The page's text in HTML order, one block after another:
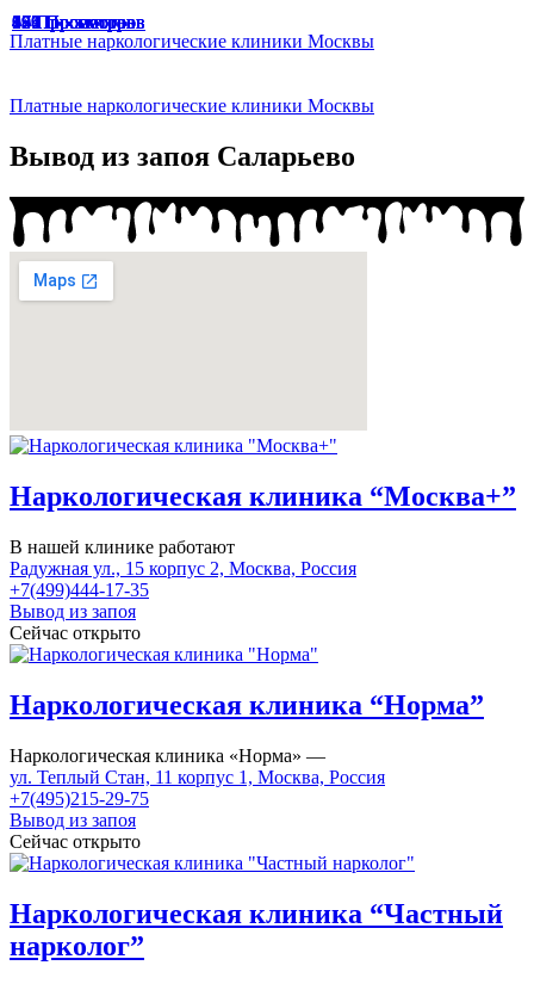
Платные наркологические клиники Москвы
Платные наркологические клиники Москвы
Вывод из запоя Саларьево
49 Просмотров
Наркологическая клиника “Москва+”
В нашей клинике работают
Радужная ул., 15 корпус 2, Москва, Россия
+7(499)444-17-35
Вывод из запоя
Сейчас открыто
166 Просмотров
Наркологическая клиника “Норма”
Наркологическая клиника «Норма» —
ул. Теплый Стан, 11 корпус 1, Москва, Россия
+7(495)215-29-75
Вывод из запоя
Сейчас открыто
67 Просмотров
Наркологическая клиника “Частный
нарколог”
65 Просмотров
33 Просмотра
47 Просмотров
174 Просмотра
187 Просмотров
136 Просмотров
94 Просмотра
191 Просмотр
129 Просмотров
45 Просмотров